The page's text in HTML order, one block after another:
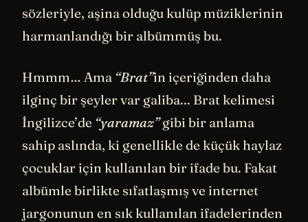
sözleriyle, aşina olduğu kulüp müziklerinin
harmanlandığı bir albümmüş bu.
Hmmm… Ama “Brat”in içeriğinden daha
ilginç bir şeyler var galiba... Brat kelimesi
İngilizce’de “yaramaz”gibi bir anlama
sahip aslında, ki genellikle de küçük haylaz
çocuklar için kullanılan bir ifade bu. Fakat
albümle birlikte sıfatlaşmış ve internet
jargonunun en sık kullanılan ifadelerinden